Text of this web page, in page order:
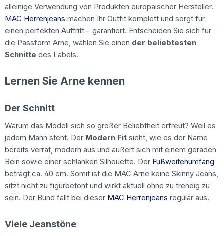
alleinige Verwendung von Produkten europäischer Hersteller.
MAC Herrenjeans machen Ihr Outfit komplett und sorgt für
einen perfekten Auftritt – garantiert. Entscheiden Sie sich für
die Passform Arne, wählen Sie einen der beliebtesten
Schnitte des Labels.
Lernen Sie Arne kennen
Der Schnitt
Warum das Modell sich so großer Beliebtheit erfreut? Weil es
jedem Mann steht. Der Modern Fit sieht, wie es der Name
bereits verrät, modern aus und äußert sich mit einem geraden
Bein sowie einer schlanken Silhouette. Der Fußweitenumfang
beträgt ca. 40 cm. Somit ist die MAC Arne keine Skinny Jeans,
sitzt nicht zu figurbetont und wirkt aktuell ohne zu trendig zu
sein. Der Bund fällt bei dieser MAC Herrenjeans regulär aus.
Viele Jeanstöne